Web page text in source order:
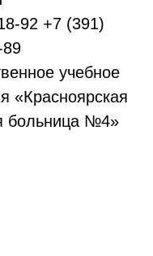
92 +7 (391)
учебное
«Красноярская
больница №4»